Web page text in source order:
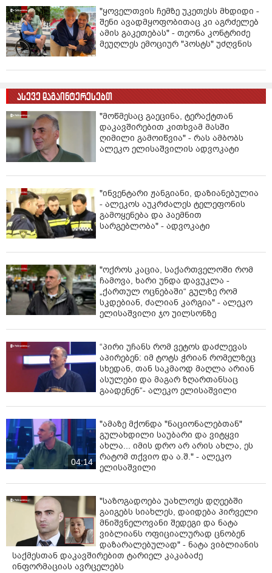
"ყოველთვის ჩემზე უკეთესს მხდიდი -
შენი ავადმყოფობითაც კი აგრძელებ
ამის გაკეთებას" - თეონა კონტრიძე
მეუღლეს ემოციურ "პოსტს" უძღვნის
ასევე დაგაინტერესებთ
"მოწმესაც გაეცინა, ტერაქტთან
დაკავშირებით კითხვამ მასში
ღიმილი გამოიწვია" - რას ამბობს
ალეკო ელისაშვილის ადვოკატი
"ინვენტარი ჟანგიანი, დაზიანებულია
- ალეკოს აუკრძალეს ტელეფონის
გამოყენება და პაემნით
სარგებლობა" - ადვოკატი
"ოქროს კაცია, საქართველოში რომ
ჩამოვა, ხარი უნდა დავუკლა -
„ქართულ ოცნებაში“ გულზე რომ
სკდებიან, ძალიან კარგია" - ალეკო
ელისაშვილი ჯო უილსონზე
“პირი უჩანს რომ ვეტოს დაძლევას
აპირებენ: იმ ტოტს ჭრიან რომელზეც
სხედან, თან საკმაოდ მაღლა არიან
ასულები და მაგარ ზღართანსაც
გაადენენ“- ალეკო ელისაშვილი
04:14
"ამაზე მქონდა "ნაციონალებთან"
გულახდილი საუბარი და ვიტყვი
ახლა... იმის დრო არ არის ახლა, ეს
რატომ თქვიო და ა.შ." - ალეკო
ელისაშვილი
"საზოგადოება უახლოეს დღეებში
გაიგებს სიახლეს, დაიდება პირველი
მნიშვნელოვანი შედეგი და ნატა
ვიბლიანს ოფიციალურად ცნობენ
დაზარალებულად" - ნატა ვიბლიანის
საქმესთან დაკავშირებით ტარიელ კაკაბაძე
ინფორმაციას ავრცელებს